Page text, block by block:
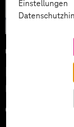
Intelligenz
04.06.2026
Microsoft
echten